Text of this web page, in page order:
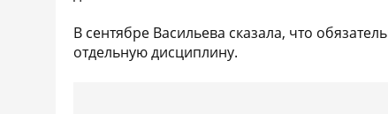
В сентябре Васильева сказала, что
отдельную дисциплину.